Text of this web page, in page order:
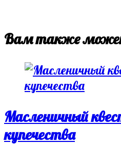
Вам также
Масленичный
купечества